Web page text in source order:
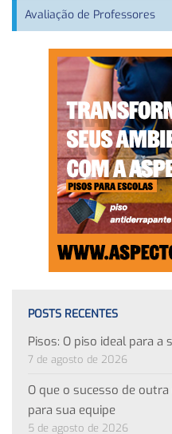
Avaliação de Professores
POSTS RECENTES
Pisos: O piso ideal para a
7 de agosto de 2026
O que o sucesso de
para sua equipe
5 de agosto de 2026